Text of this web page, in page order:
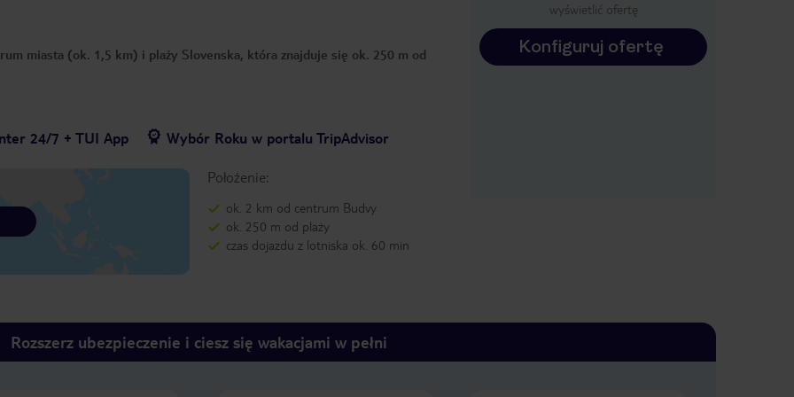
wyświetlić ofertę
Konfiguruj ofertę
miasta (ok. 1,5 km) i plaży Slovenska, która znajduje się ok. 250 m od
24/7 + TUI App Wybór Roku w portalu TripAdvisor
Położenie:
ok. 2 km od centrum Budvy
ok. 250 m od plaży
czas dojazdu z lotniska ok. 60 min
Rozszerz ubezpieczenie i ciesz się wakacjami w pełni